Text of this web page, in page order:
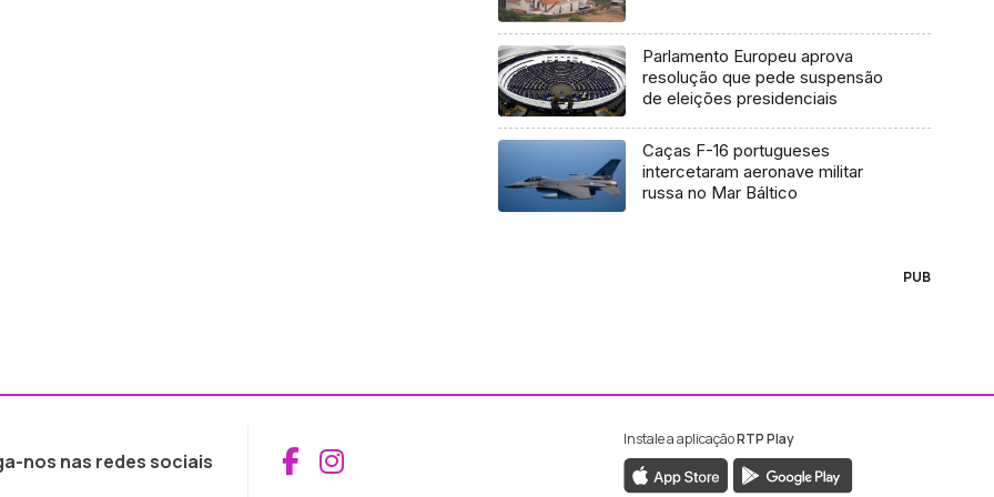
Parlamento Europeu aprova
resolução que pede suspensão
de eleições presidenciais
Caças F-16 portugueses
intercetaram aeronave militar
russa no Mar Báltico
PUB
nos nas redes sociais Aceder ao Facebook da RTP Madeira
Aceder ao Instagram da RTP Madeira
Instale a aplicaçãoRTP Play